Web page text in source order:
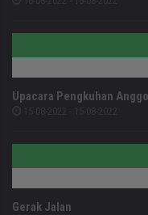
Upacara Pengkuhan
Gerak Jalan